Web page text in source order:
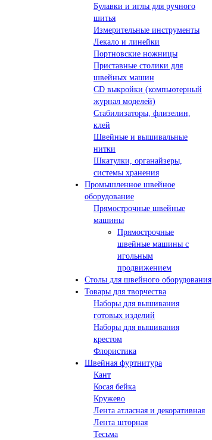
Булавки и иглы для ручного
шитья
Измерительные инструменты
Лекало и линейки
Портновские ножницы
Приставные столики для
швейных машин
СD выкройки (компьютерный
журнал моделей)
Стабилизаторы, флизелин,
клей
Швейные и вышивальные
нитки
Шкатулки, органайзеры,
системы хранения
Промышленное швейное
оборудование
Прямострочные швейные
машины
Прямострочные
швейные машины с
игольным
продвижением
Столы для швейного оборудования
Товары для творчества
Наборы для вышивания
готовых изделий
Наборы для вышивания
крестом
Флористика
Швейная фуртнитура
Кант
Косая бейка
Кружево
Лента aтласная и декоративная
Лента шторная
Тесьма